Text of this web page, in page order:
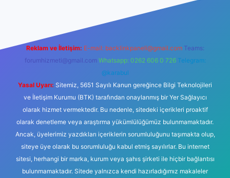
Reklam ve İletişim: E-mail: backlinkpaneli@gmail.com Teams:
forumhizmeti@gmail.com Whatsapp: 0262 606 0 726 Telegram:
@karabul
Yasal Uyarı: Sitemiz, 5651 Sayılı Kanun gereğince Bilgi Teknolojileri
ve İletişim Kurumu (BTK) tarafından onaylanmış bir Yer Sağlayıcı
olarak hizmet vermektedir. Bu nedenle, sitedeki içerikleri proaktif
olarak denetleme veya araştırma yükümlülüğümüz bulunmamaktadır.
Ancak, üyelerimiz yazdıkları içeriklerin sorumluluğunu taşımakta olup,
siteye üye olarak bu sorumluluğu kabul etmiş sayılırlar. Bu internet
sitesi, herhangi bir marka, kurum veya şahıs şirketi ile hiçbir bağlantısı
bulunmamaktadır. Sitede yalnızca kendi hazırladığımız makaleler